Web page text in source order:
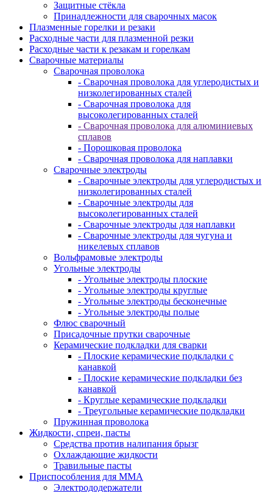
Защитные стёкла
Принадлежности для сварочных масок
Плазменные горелки и резаки
Расходные части для плазменной резки
Расходные части к резакам и горелкам
Сварочные материалы
Сварочная проволока
- Сварочная проволока для углеродистых и
низколегированных сталей
- Сварочная проволока для
высоколегированных сталей
- Сварочная проволока для алюминиевых
сплавов
- Порошковая проволока
- Сварочная проволока для наплавки
Сварочные электроды
- Сварочные электроды для углеродистых и
низколегированных сталей
- Сварочные электроды для
высоколегированных сталей
- Сварочные электроды для наплавки
- Сварочные электроды для чугуна и
никелевых сплавов
Вольфрамовые электроды
Угольные электроды
- Угольные электроды плоские
- Угольные электроды круглые
- Угольные электроды бесконечные
- Угольные электроды полые
Флюс сварочный
Присадочные прутки сварочные
Керамические подкладки для сварки
- Плоские керамические подкладки с
канавкой
- Плоские керамические подкладки без
канавкой
- Круглые керамические подкладки
- Треугольные керамические подкладки
Пружинная проволока
Жидкости, спреи, пасты
Средства против налипания брызг
Охлаждающие жидкости
Травильные пасты
Приспособления для ММА
Электрододержатели